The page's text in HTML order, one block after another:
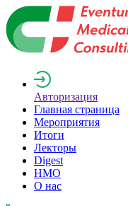
Авторизация
Главная страница
Мероприятия
Итоги
Лекторы
Digest
НМО
О нас